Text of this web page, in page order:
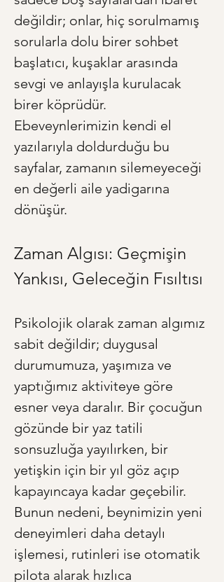
değildir; onlar, hiç sorulmamış
sorularla dolu birer sohbet
başlatıcı, kuşaklar arasında
sevgi ve anlayışla kurulacak
birer köprüdür.
Ebeveynlerimizin kendi el
yazılarıyla doldurduğu bu
sayfalar, zamanın silemeyeceği
en değerli aile yadigarına
dönüşür.
Zaman Algısı: Geçmişin
Yankısı, Geleceğin Fısıltısı
Psikolojik olarak zaman algımız
sabit değildir; duygusal
durumumuza, yaşımıza ve
yaptığımız aktiviteye göre
esner veya daralır. Bir çocuğun
gözünde bir yaz tatili
sonsuzluğa yayılırken, bir
yetişkin için bir yıl göz açıp
kapayıncaya kadar geçebilir.
Bunun nedeni, beynimizin yeni
deneyimleri daha detaylı
işlemesi, rutinleri ise otomatik
pilota alarak hızlıca